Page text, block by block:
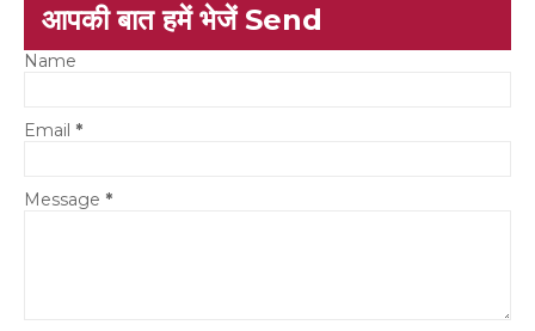
आपकी बात हमें भेजें Send
Name
Email *
Message *